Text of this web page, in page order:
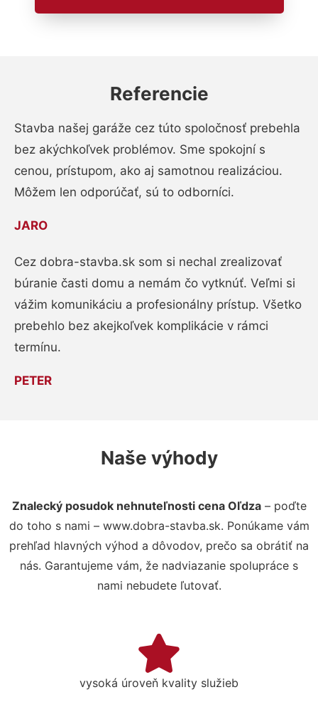
Referencie
Stavba našej garáže cez túto spoločnosť prebehla
bez akýchkoľvek problémov. Sme spokojní s
cenou, prístupom, ako aj samotnou realizáciou.
Môžem len odporúčať, sú to odborníci.
JARO
Cez dobra-stavba.sk som si nechal zrealizovať
búranie časti domu a nemám čo vytknúť. Veľmi si
vážim komunikáciu a profesionálny prístup. Všetko
prebehlo bez akejkoľvek komplikácie v rámci
termínu.
PETER
Naše výhody
Znalecký posudok nehnuteľnosti cena Oľdza– poďte
do toho s nami – www.dobra-stavba.sk. Ponúkame vám
prehľad hlavných výhod a dôvodov, prečo sa obrátiť na
nás. Garantujeme vám, že nadviazanie spolupráce s
nami nebudete ľutovať.
vysoká úroveň kvality služieb